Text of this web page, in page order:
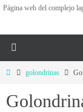
Página web del complejo
Iniciogolondrinas